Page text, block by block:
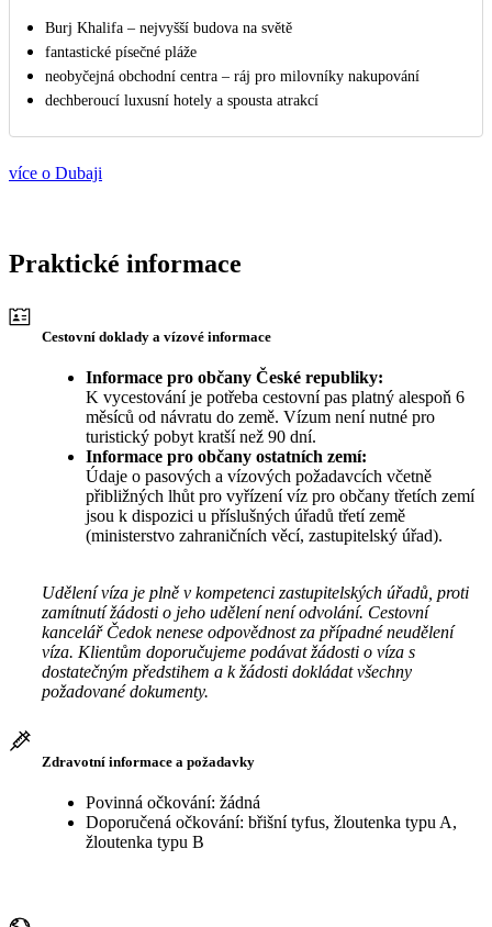
Burj Khalifa – nejvyšší budova na světě
fantastické písečné pláže
neobyčejná obchodní centra – ráj pro milovníky nakupování
dechberoucí luxusní hotely a spousta atrakcí
více o Dubaji
Praktické informace
Cestovní doklady a vízové informace
Informace pro občany České republiky:
K vycestování je potřeba cestovní pas platný alespoň 6
měsíců od návratu do země. Vízum není nutné pro
turistický pobyt kratší než 90 dní.
Informace pro občany ostatních zemí:
Údaje o pasových a vízových požadavcích včetně
přibližných lhůt pro vyřízení víz pro občany třetích zemí
jsou k dispozici u příslušných úřadů třetí země
(ministerstvo zahraničních věcí, zastupitelský úřad).
Udělení víza je plně v kompetenci zastupitelských úřadů, proti
zamítnutí žádosti o jeho udělení není odvolání. Cestovní
kancelář Čedok nenese odpovědnost za případné neudělení
víza. Klientům doporučujeme podávat žádosti o víza s
dostatečným předstihem a k žádosti dokládat všechny
požadované dokumenty.
Zdravotní informace a požadavky
Povinná očkování: žádná
Doporučená očkování: břišní tyfus, žloutenka typu A,
žloutenka typu B